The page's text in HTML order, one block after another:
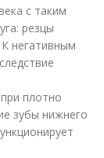
с таким
резцы
негативным
плотно
зубы нижнего